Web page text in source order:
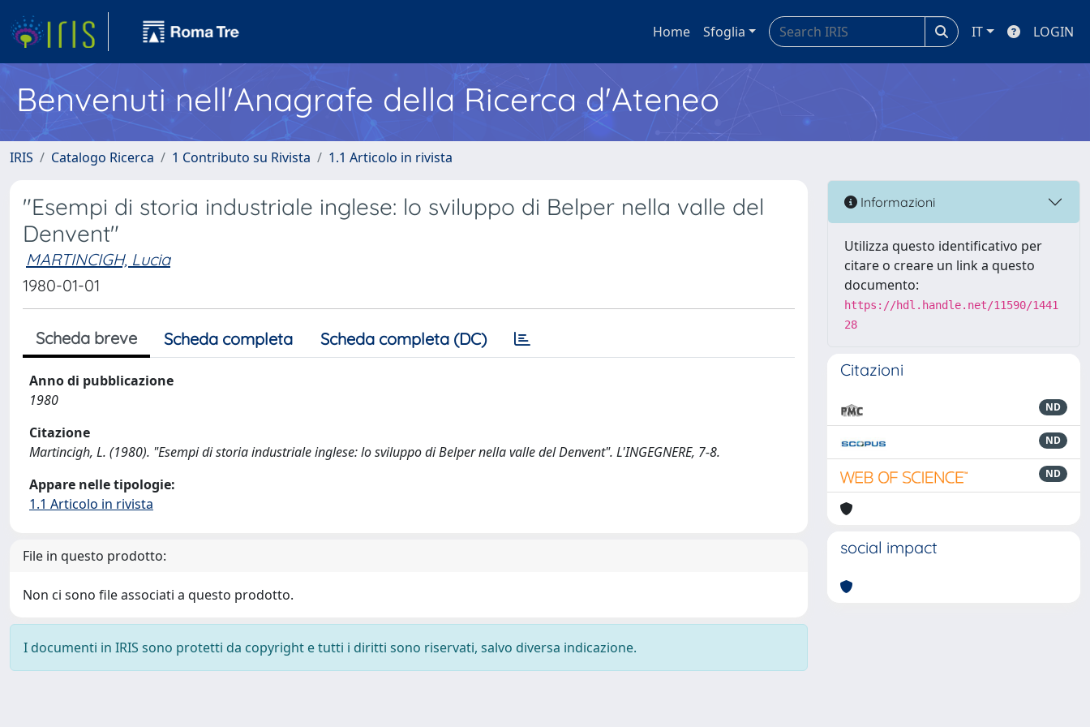
Home Sfoglia IT LOGIN
Benvenuti nell'Anagrafe della Ricerca d'Ateneo
IRIS Catalogo Ricerca 1 Contributo su Rivista 1.1 Articolo in rivista
"Esempi di storia industriale inglese: lo sviluppo di Belper nella valle del
Denvent"
MARTINCIGH, Lucia
1980-01-01
Scheda breve Scheda completa Scheda completa (DC)
Anno di pubblicazione
1980
Citazione
Martincigh, L. (1980). "Esempi di storia industriale inglese: lo sviluppo di Belper nella valle del Denvent". L'INGEGNERE, 7-8.
Appare nelle tipologie:
1.1 Articolo in rivista
File in questo prodotto:
Non ci sono file associati a questo prodotto.
I documenti in IRIS sono protetti da copyright e tutti i diritti sono riservati, salvo diversa indicazione.
Informazioni
Utilizza questo identificativo per
citare o creare un link a questo
documento:
https://hdl.handle.net/11590/1441
28
Citazioni
ND
ND
ND
social impact